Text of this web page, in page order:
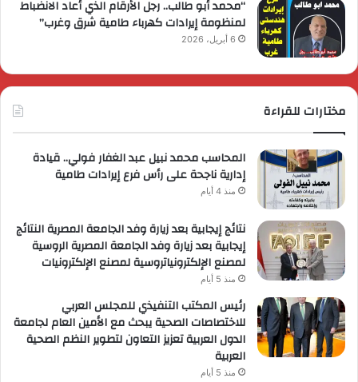
“محمد أبو طالب.. رجل الأرقام الذي أعاد الانضباط
لمنظومة إيرادات كهرباء طامية شرق وغرب”
6 أبريل، 2026
مختارات للقراءة
المحاسب محمد نبيل عبد الغفار فولي.. قيادة
إدارية ناجحة على رأس فرع إيرادات طامية
منذ 4 أيام
نتائج إيجابية بعد زيارة وفد الجامعة المصرية النتائج
إيجابية بعد زيارة وفد الجامعة المصرية الروسية
لمصنع الإلكترونياتروسية لمصنع الإلكترونيات
منذ 5 أيام
رئيس المكتب التنفيذي للمجلس العربي
للاختصاصات الصحية يبحث مع الأمين العام لجامعة
الدول العربية تعزيز التعاون لتطوير النظم الصحية
العربية
منذ 5 أيام